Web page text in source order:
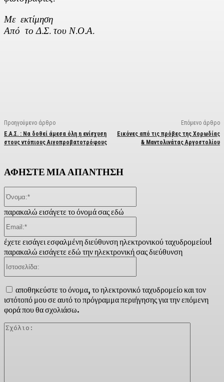
Με εκτίμηση
Από το Δ.Σ. του Ν.Ο.Α.
Προηγούμενο άρθρο
Ε.Α.Σ. : Να δοθεί άμεσα όλη η ενίσχυση
στους ντόπιους Αιγοπροβατοτρόφους
Επόμενο άρθρο
Εικόνες από τις πρόβες της Χορωδίας
& Μαντολινάτας Αργοστολίου
ΑΦΗΣΤΕ ΜΙΑ ΑΠΑΝΤΗΣΗ
παρακαλώ εισάγετε το όνομά σας εδώ
έχετε εισάγει εσφαλμένη διεύθυνση ηλεκτρονικού ταχυδρομείου!
παρακαλώ εισάγετε εδώ την ηλεκτρονική σας διεύθυνση
αποθηκεύστε το όνομα, το ηλεκτρονικό ταχυδρομείο και τον
ιστότοπό μου σε αυτό το πρόγραμμα περιήγησης για την επόμενη
φορά που θα σχολιάσω.